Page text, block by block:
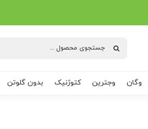
جستجو
وگان وجترین کتوژنیک بدون گلوتن